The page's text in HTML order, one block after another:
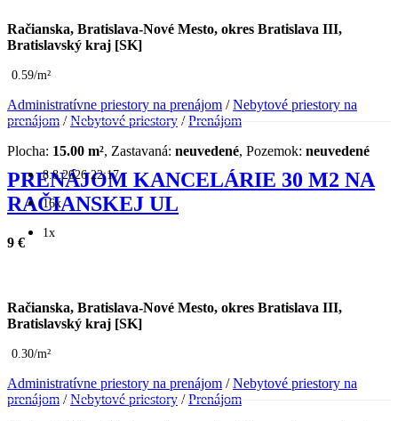
Račianska, Bratislava-Nové Mesto, okres Bratislava III,
Bratislavský kraj [SK]
0.59/m²
Administratívne priestory na prenájom /Nebytové priestory na
prenájom /Nebytové priestory /Prenájom
Plocha: 15.00 m², Zastavaná: neuvedené, Pozemok: neuvedené
8.8.2026 22:17
16x
1x
PRENÁJOM KANCELÁRIE 30 M2 NA
RAČIANSKEJ UL
9 €
Račianska, Bratislava-Nové Mesto, okres Bratislava III,
Bratislavský kraj [SK]
0.30/m²
Administratívne priestory na prenájom /Nebytové priestory na
prenájom /Nebytové priestory /Prenájom